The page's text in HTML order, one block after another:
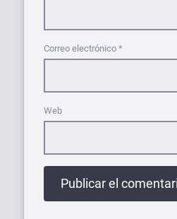
Correo electrónico *
Web